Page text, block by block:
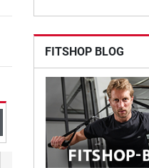
FITSHOP BLOG